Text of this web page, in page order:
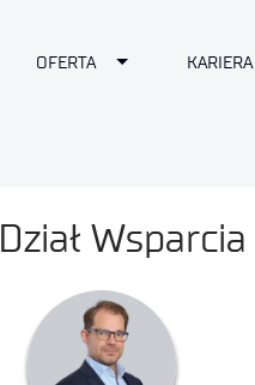
OFERTA Toggle Dropdown
KARIERA
Dział Wsparcia